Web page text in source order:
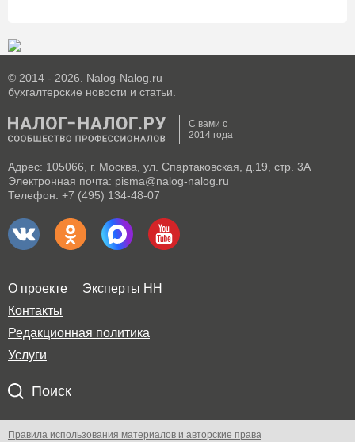
© 2014 - 2026. Nalog-Nalog.ru
бухгалтерские новости и статьи.
С вами с
2014 года
Адрес: 105066, г. Москва, ул. Спартаковская, д.19, стр. 3А
Электронная почта: pisma@nalog-nalog.ru
Телефон: +7 (495) 134-48-07
О проекте
Эксперты НН
Контакты
Редакционная политика
Услуги
Поиск
Правила использования материалов и авторские права